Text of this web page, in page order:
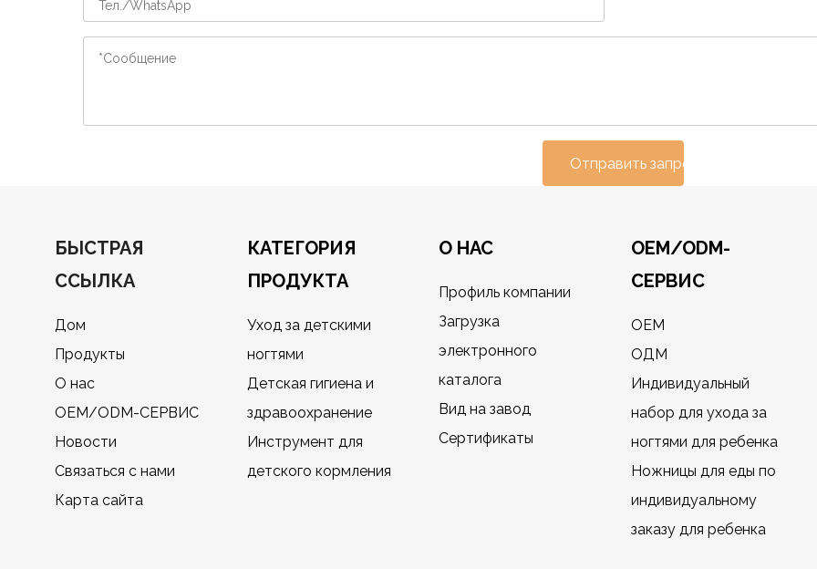
Отправить запрос
БЫСТРАЯ
ССЫЛКА
Дом
Продукты
О нас
OEM/ODM-СЕРВИС
Новости
Связаться с нами
Карта сайта
КАТЕГОРИЯ
ПРОДУКТА
Уход за детскими
ногтями
Детская гигиена и
здравоохранение
Инструмент для
детского кормления
О НАС
Профиль компании
Загрузка
электронного
каталога
Вид на завод
Сертификаты
OEM/ODM-
СЕРВИС
OEM
ОДМ
Индивидуальный
набор для ухода за
ногтями для ребенка
Ножницы для еды по
индивидуальному
заказу для ребенка